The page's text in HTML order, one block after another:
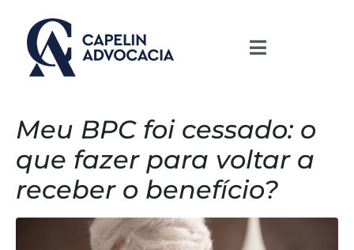
Meu BPC foi cessado: o
que fazer para voltar a
receber o benefício?